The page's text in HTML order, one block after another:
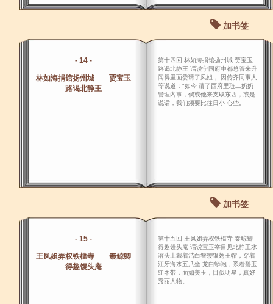
加书签
- 14 -
林如海捐馆扬州城 贾宝玉
路谒北静王
第十四回 林如海捐馆扬州城 贾宝玉
路谒北静王 话说宁国府中都总管来升
闻得里面委请了凤姐， 因传齐同事人
等说道："如今 请了西府里琏二奶奶
管理内事，倘或他来支取东西，或是
说话，我们须要比往日小 心些。
加书签
- 15 -
王凤姐弄权铁槛寺 秦鲸卿
得趣馒头庵
第十五回 王凤姐弄权铁槛寺 秦鲸卿
得趣馒头庵 话说宝玉举目见北静王水
溶头上戴着洁白簪缨银翅王帽，穿着
江牙海水五爪坐 龙白蟒袍，系着碧玉
红ネ带，面如美玉，目似明星，真好
秀丽人物。